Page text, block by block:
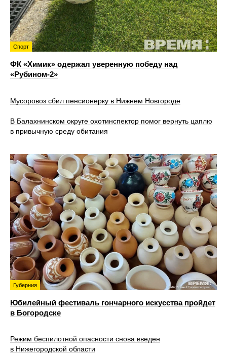
Спорт
ФК «Химик» одержал уверенную победу над
«Рубином‑2»
Мусоровоз сбил пенсионерку в Нижнем Новгороде
В Балахнинском округе охотинспектор помог вернуть цаплю
в привычную среду обитания
Губерния
Юбилейный фестиваль гончарного искусства пройдет
в Богородске
Режим беспилотной опасности снова введен
в Нижегородской области